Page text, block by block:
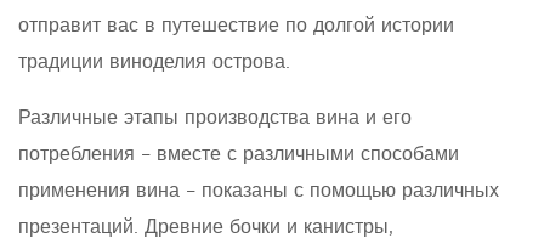
отправит вас в путешествие по долгой истории
традиции виноделия острова.
Различные этапы производства вина и его
потребления – вместе с различными способами
применения вина – показаны с помощью различных
презентаций. Древние бочки и канистры,